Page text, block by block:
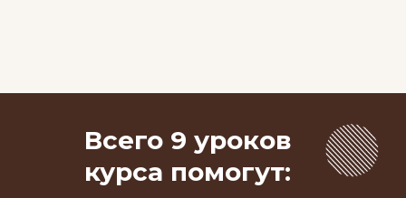
Всего 9 уроков
курса помогут: